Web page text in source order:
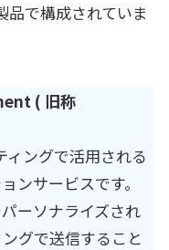
で構成されていま
( 旧称
ィングで活用される
ンサービスです。
ーソナライズされ
グで送信すること